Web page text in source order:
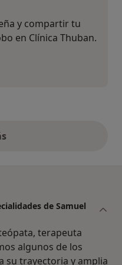
y compartir tu
en Clínica Thuban.
anteriores
de Samuel
terapeuta
algunos de los
su trayectoria y amplia